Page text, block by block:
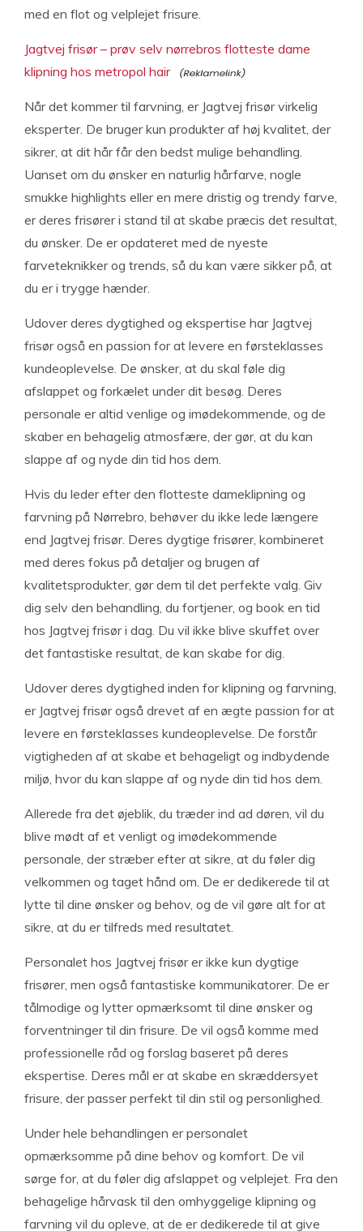
med en flot og velplejet frisure.
Jagtvej frisør – prøv selv nørrebros flotteste dame
klipning hos metropol hair
Når det kommer til farvning, er Jagtvej frisør virkelig
eksperter. De bruger kun produkter af høj kvalitet, der
sikrer, at dit hår får den bedst mulige behandling.
Uanset om du ønsker en naturlig hårfarve, nogle
smukke highlights eller en mere dristig og trendy farve,
er deres frisører i stand til at skabe præcis det resultat,
du ønsker. De er opdateret med de nyeste
farveteknikker og trends, så du kan være sikker på, at
du er i trygge hænder.
Udover deres dygtighed og ekspertise har Jagtvej
frisør også en passion for at levere en førsteklasses
kundeoplevelse. De ønsker, at du skal føle dig
afslappet og forkælet under dit besøg. Deres
personale er altid venlige og imødekommende, og de
skaber en behagelig atmosfære, der gør, at du kan
slappe af og nyde din tid hos dem.
Hvis du leder efter den flotteste dameklipning og
farvning på Nørrebro, behøver du ikke lede længere
end Jagtvej frisør. Deres dygtige frisører, kombineret
med deres fokus på detaljer og brugen af
kvalitetsprodukter, gør dem til det perfekte valg. Giv
dig selv den behandling, du fortjener, og book en tid
hos Jagtvej frisør i dag. Du vil ikke blive skuffet over
det fantastiske resultat, de kan skabe for dig.
Udover deres dygtighed inden for klipning og farvning,
er Jagtvej frisør også drevet af en ægte passion for at
levere en førsteklasses kundeoplevelse. De forstår
vigtigheden af at skabe et behageligt og indbydende
miljø, hvor du kan slappe af og nyde din tid hos dem.
Allerede fra det øjeblik, du træder ind ad døren, vil du
blive mødt af et venligt og imødekommende
personale, der stræber efter at sikre, at du føler dig
velkommen og taget hånd om. De er dedikerede til at
lytte til dine ønsker og behov, og de vil gøre alt for at
sikre, at du er tilfreds med resultatet.
Personalet hos Jagtvej frisør er ikke kun dygtige
frisører, men også fantastiske kommunikatorer. De er
tålmodige og lytter opmærksomt til dine ønsker og
forventninger til din frisure. De vil også komme med
professionelle råd og forslag baseret på deres
ekspertise. Deres mål er at skabe en skræddersyet
frisure, der passer perfekt til din stil og personlighed.
Under hele behandlingen er personalet
opmærksomme på dine behov og komfort. De vil
sørge for, at du føler dig afslappet og velplejet. Fra den
behagelige hårvask til den omhyggelige klipning og
farvning vil du opleve, at de er dedikerede til at give